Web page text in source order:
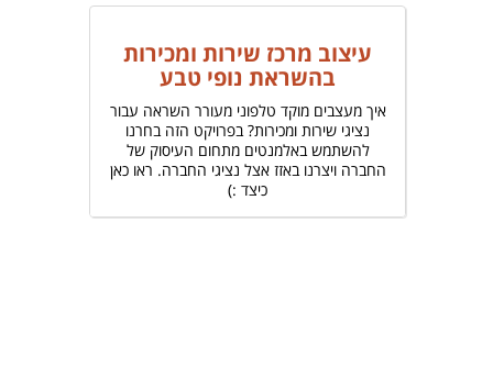
עיצוב מרכז שירות ומכירות
בהשראת נופי טבע
איך מעצבים מוקד טלפוני מעורר השראה עבור
נציגי שירות ומכירות? בפרויקט הזה בחרנו
להשתמש באלמנטים מתחום העיסוק של
החברה ויצרנו באזז אצל נציגי החברה. ראו כאן
כיצד :)